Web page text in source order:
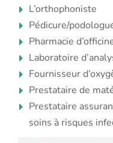
L’orthophoniste
Pédicure/
Pharmacie
Laboratoire
Fournisseur
Prestataire de
Prestataire
soins à risques